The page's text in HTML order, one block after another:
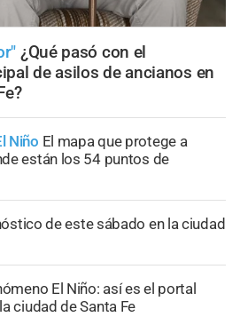
¿Qué pasó con el
de asilos de ancianos en
Niño El mapa que protege a
están los 54 puntos de
de este sábado en la ciudad
El Niño: así es el portal
ciudad de Santa Fe